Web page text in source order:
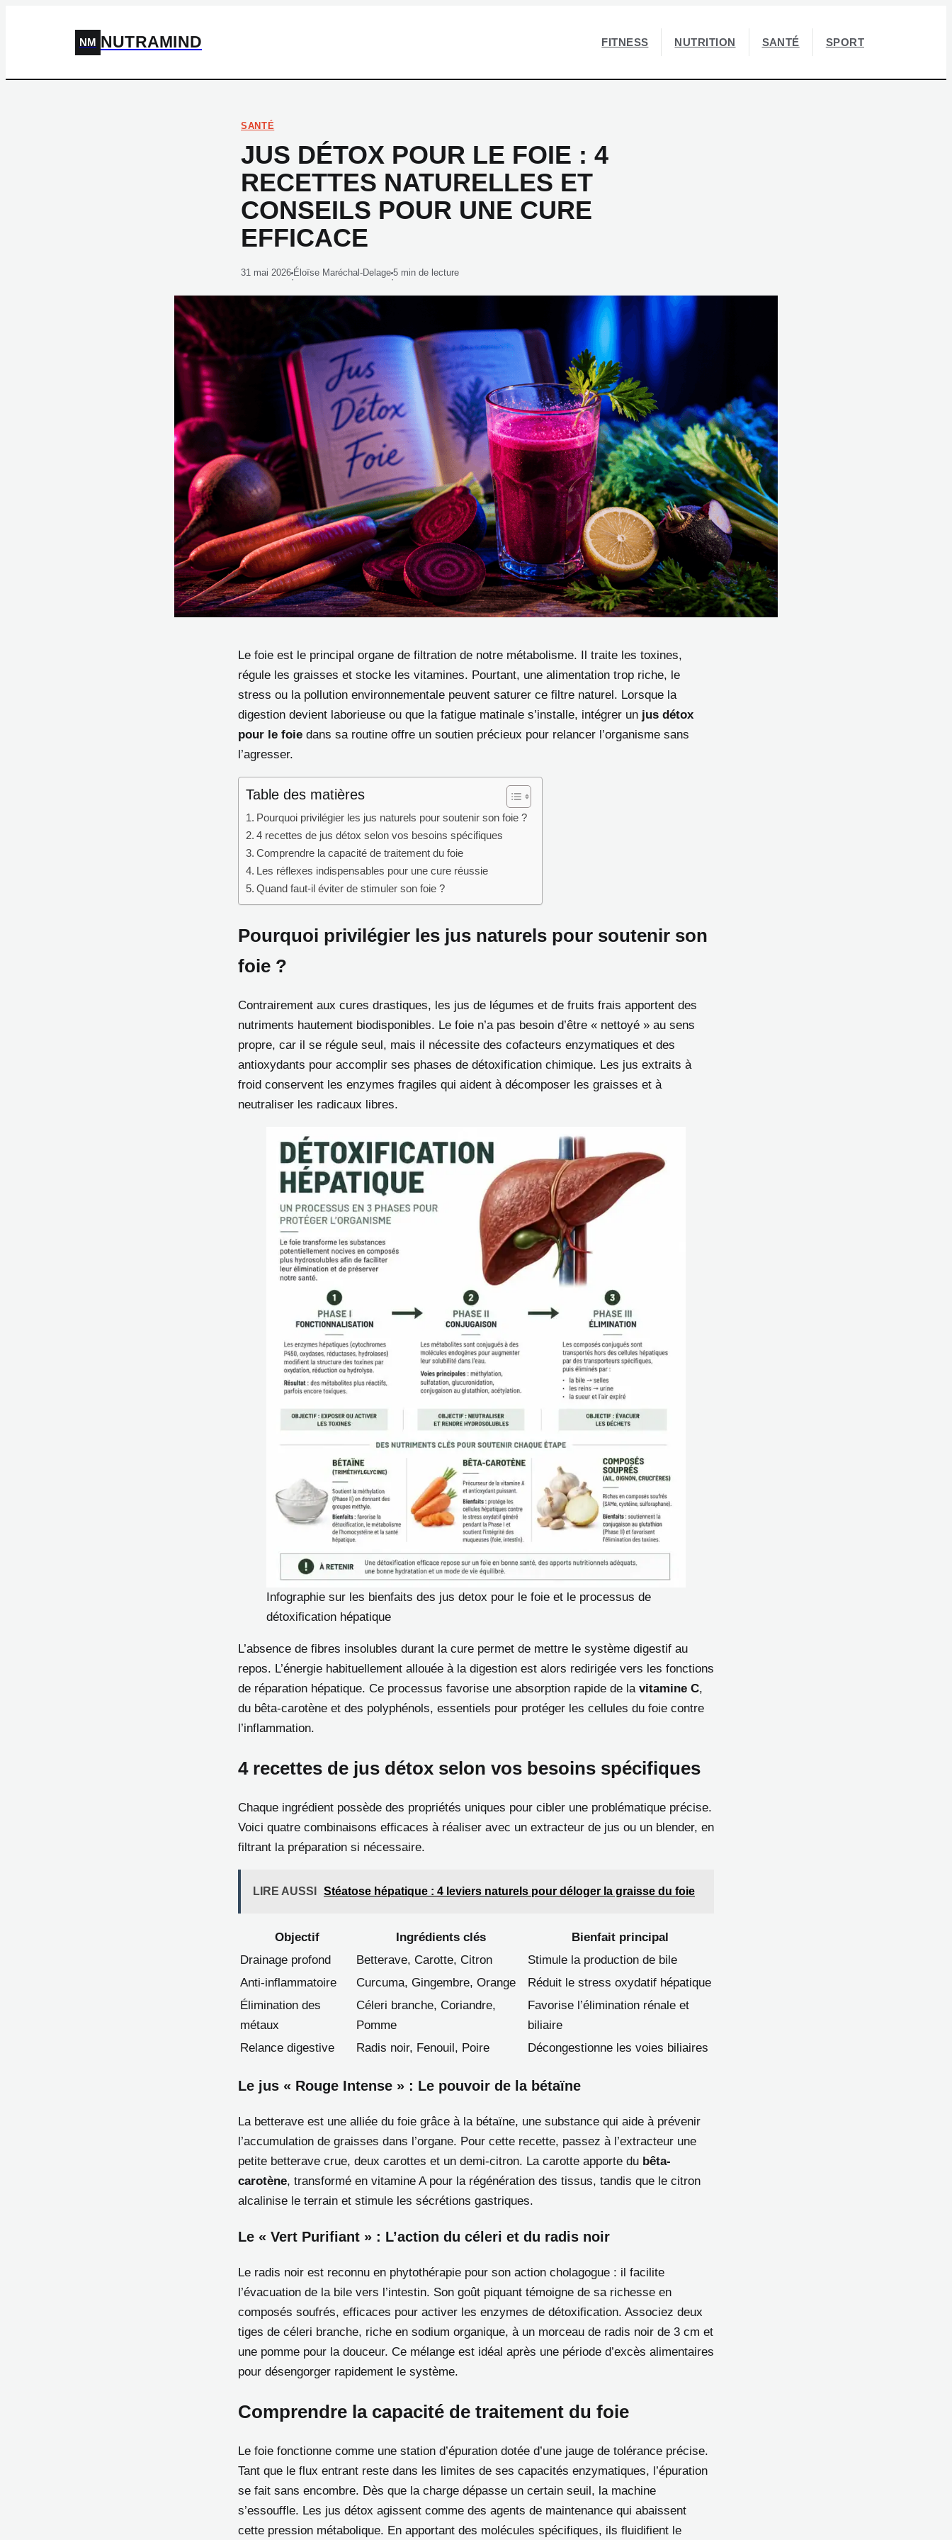
NM NUTRAMIND FITNESS NUTRITION SANTÉ SPORT
SANTÉ
JUS DÉTOX POUR LE FOIE : 4
RECETTES NATURELLES ET
CONSEILS POUR UNE CURE
EFFICACE
31 mai 2026
·
Éloïse Maréchal-Delage
·
5 min de lecture
Le foie est le principal organe de filtration de notre métabolisme. Il traite les toxines,
régule les graisses et stocke les vitamines. Pourtant, une alimentation trop riche, le
stress ou la pollution environnementale peuvent saturer ce filtre naturel. Lorsque la
digestion devient laborieuse ou que la fatigue matinale s’installe, intégrer un jus détox
pour le foie dans sa routine offre un soutien précieux pour relancer l’organisme sans
l’agresser.
Table des matières
Pourquoi privilégier les jus naturels pour soutenir son foie ?
4 recettes de jus détox selon vos besoins spécifiques
Comprendre la capacité de traitement du foie
Les réflexes indispensables pour une cure réussie
Quand faut-il éviter de stimuler son foie ?
Pourquoi privilégier les jus naturels pour soutenir son
foie ?
Contrairement aux cures drastiques, les jus de légumes et de fruits frais apportent des
nutriments hautement biodisponibles. Le foie n’a pas besoin d’être « nettoyé » au sens
propre, car il se régule seul, mais il nécessite des cofacteurs enzymatiques et des
antioxydants pour accomplir ses phases de détoxification chimique. Les jus extraits à
froid conservent les enzymes fragiles qui aident à décomposer les graisses et à
neutraliser les radicaux libres.
Infographie sur les bienfaits des jus detox pour le foie et le processus de
détoxification hépatique
L’absence de fibres insolubles durant la cure permet de mettre le système digestif au
repos. L’énergie habituellement allouée à la digestion est alors redirigée vers les fonctions
de réparation hépatique. Ce processus favorise une absorption rapide de la vitamine C,
du bêta-carotène et des polyphénols, essentiels pour protéger les cellules du foie contre
l’inflammation.
4 recettes de jus détox selon vos besoins spécifiques
Chaque ingrédient possède des propriétés uniques pour cibler une problématique précise.
Voici quatre combinaisons efficaces à réaliser avec un extracteur de jus ou un blender, en
filtrant la préparation si nécessaire.
LIRE AUSSI Stéatose hépatique : 4 leviers naturels pour déloger la graisse du foie
Objectif Ingrédients clés
Bienfait principal
Drainage profond
Betterave, Carotte, Citron
Stimule la production de bile
Anti-inflammatoire
Curcuma, Gingembre, Orange
Réduit le stress oxydatif hépatique
Élimination des
métaux
Céleri branche, Coriandre,
Pomme
Favorise l’élimination rénale et
biliaire
Relance digestive
Radis noir, Fenouil, Poire Décongestionne les voies biliaires
Le jus « Rouge Intense » : Le pouvoir de la bétaïne
La betterave est une alliée du foie grâce à la bétaïne, une substance qui aide à prévenir
l’accumulation de graisses dans l’organe. Pour cette recette, passez à l’extracteur une
petite betterave crue, deux carottes et un demi-citron. La carotte apporte du bêta-
carotène, transformé en vitamine A pour la régénération des tissus, tandis que le citron
alcalinise le terrain et stimule les sécrétions gastriques.
Le « Vert Purifiant » : L’action du céleri et du radis noir
Le radis noir est reconnu en phytothérapie pour son action cholagogue : il facilite
l’évacuation de la bile vers l’intestin. Son goût piquant témoigne de sa richesse en
composés soufrés, efficaces pour activer les enzymes de détoxification. Associez deux
tiges de céleri branche, riche en sodium organique, à un morceau de radis noir de 3 cm et
une pomme pour la douceur. Ce mélange est idéal après une période d’excès alimentaires
pour désengorger rapidement le système.
Comprendre la capacité de traitement du foie
Le foie fonctionne comme une station d’épuration dotée d’une jauge de tolérance précise.
Tant que le flux entrant reste dans les limites de ses capacités enzymatiques, l’épuration
se fait sans encombre. Dès que la charge dépasse un certain seuil, la machine
s’essouffle. Les jus détox agissent comme des agents de maintenance qui abaissent
cette pression métabolique. En apportant des molécules spécifiques, ils fluidifient le